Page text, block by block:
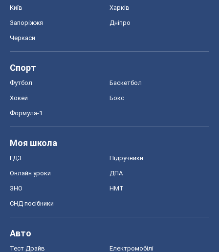
Київ Харків
Запоріжжя Дніпро
Черкаси
Спорт
Футбол Баскетбол
Хокей Бокс
Формула-1
Моя школа
ГДЗ Підручники
Онлайн уроки ДПА
ЗНО НМТ
СНД посібники
Авто
Тест Драйв Електромобілі